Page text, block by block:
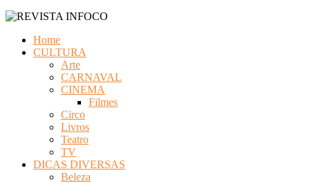
Home
CULTURA
Arte
CARNAVAL
CINEMA
Filmes
Circo
Livros
Teatro
TV
DICAS DIVERSAS
Beleza